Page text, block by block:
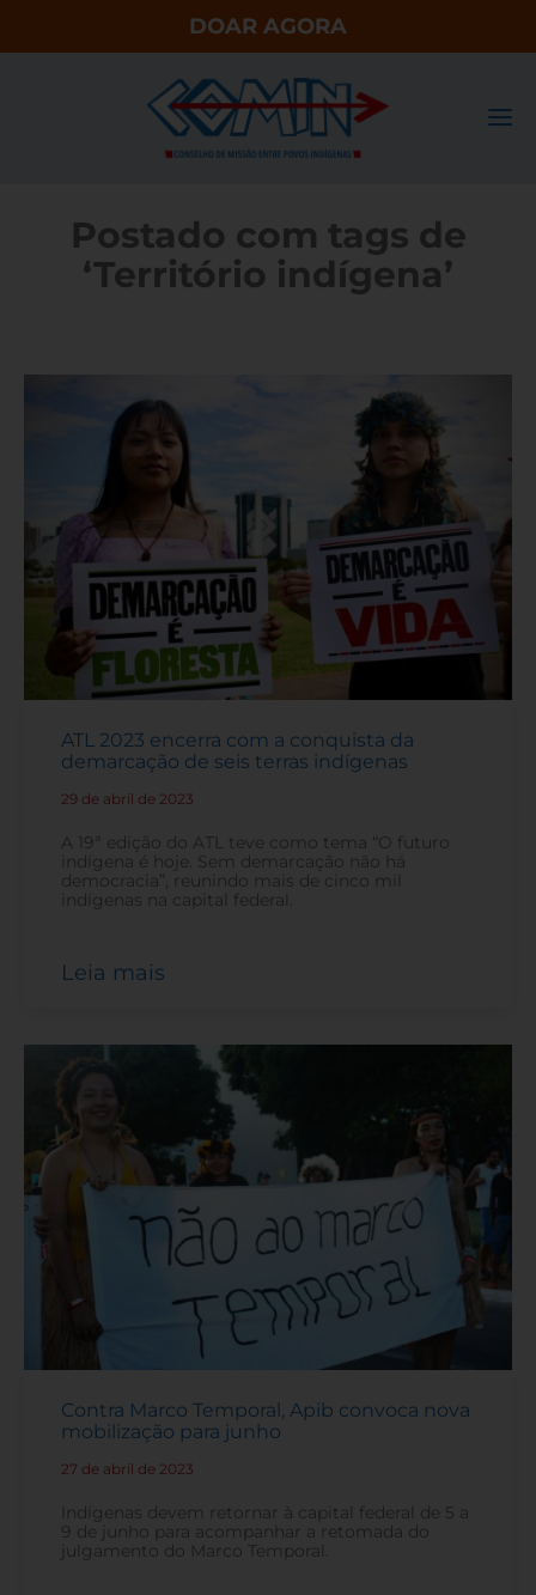
DOAR AGORA
Postado com tags de
‘Território indígena’
ATL 2023 encerra com a conquista da
demarcação de seis terras indígenas
29 de abril de 2023
A 19ª edição do ATL teve como tema “O futuro
indígena é hoje. Sem demarcação não há
democracia”, reunindo mais de cinco mil
indígenas na capital federal.
Leia mais
Contra Marco Temporal, Apib convoca nova
mobilização para junho
27 de abril de 2023
Indígenas devem retornar à capital federal de 5 a
9 de junho para acompanhar a retomada do
julgamento do Marco Temporal.